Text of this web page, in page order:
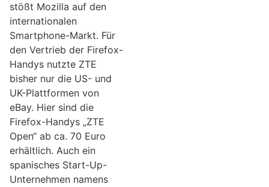
stößt Mozilla auf den
internationalen
Smartphone-Markt. Für
den Vertrieb der Firefox-
Handys nutzte ZTE
bisher nur die US- und
UK-Plattformen von
eBay. Hier sind die
Firefox-Handys „ZTE
Open“ ab ca. 70 Euro
erhältlich. Auch ein
spanisches Start-Up-
Unternehmen namens